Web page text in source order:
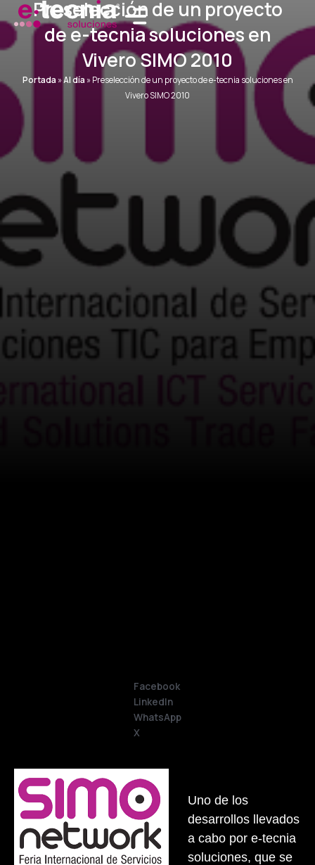
al
contenido
Preselección de un proyecto
de e-tecnia soluciones en
Vivero SIMO 2010
Portada »Al día » Preselección de un proyecto de e-tecnia soluciones en
Vivero SIMO 2010
Facebook
LinkedIn
WhatsApp
X
Uno de los
desarrollos llevados
a cabo por e-tecnia
soluciones, que se